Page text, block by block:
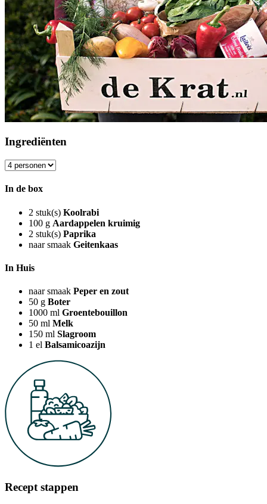
Ingrediënten
In de box
2 stuk(s) Koolrabi
100 g Aardappelen kruimig
2 stuk(s) Paprika
naar smaak Geitenkaas
In Huis
naar smaak Peper en zout
50 g Boter
1000 ml Groentebouillon
50 ml Melk
150 ml Slagroom
1 el Balsamicoazijn
Recept stappen